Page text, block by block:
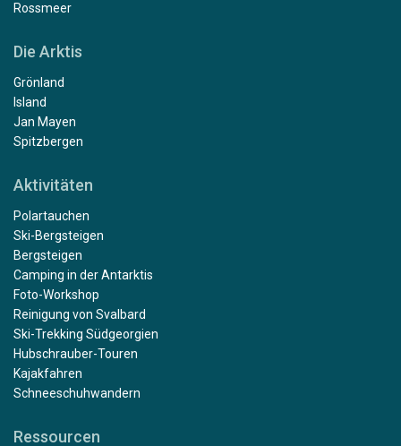
Rossmeer
Die Arktis
Grönland
Island
Jan Mayen
Spitzbergen
Aktivitäten
Polartauchen
Ski-Bergsteigen
Bergsteigen
Camping in der Antarktis
Foto-Workshop
Reinigung von Svalbard
Ski-Trekking Südgeorgien
Hubschrauber-Touren
Kajakfahren
Schneeschuhwandern
Ressourcen